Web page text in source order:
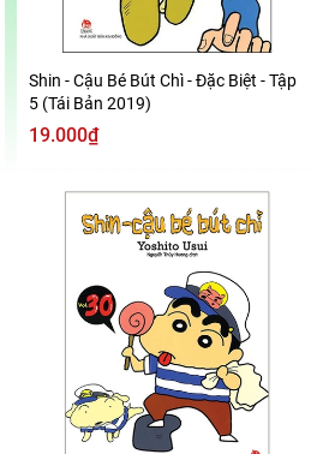
Shin - Cậu Bé Bút Chì - Đặc Biệt - Tập
5 (Tái Bản 2019)
19.000₫